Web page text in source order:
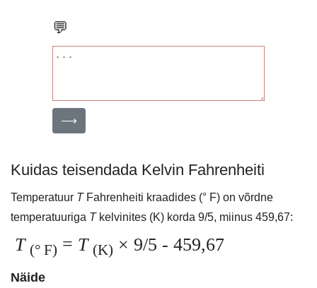
💬
⟶
Kuidas teisendada Kelvin Fahrenheiti
Temperatuur TFahrenheiti kraadides (° F) on võrdne
temperatuuriga Tkelvinites (K) korda 9/5, miinus 459,67:
T (° F) = T (K) × 9/5 - 459,67
Näide